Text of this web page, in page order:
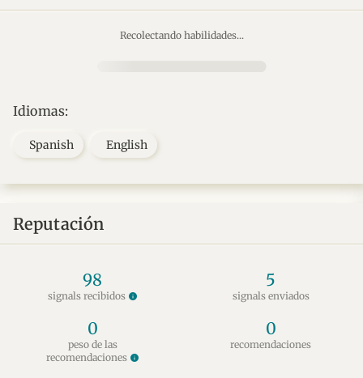
Recolectando habilidades...
Idiomas:
Spanish English
Reputación
98
signals recibidos info
5
signals enviados
0
peso de las
recomendaciones info
0
recomendaciones